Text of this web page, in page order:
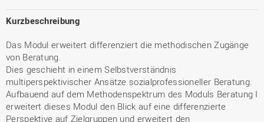
Kurzbeschreibung
Das Modul erweitert differenziert die methodischen Zugänge
von Beratung.
Dies geschieht in einem Selbstverständnis
multiperspektivischer Ansätze sozialprofessioneller Beratung.
Aufbauend auf dem Methodenspektrum des Moduls Beratung I
erweitert dieses Modul den Blick auf eine differenzierte
Perspektive auf Zielgruppen und erweitert den